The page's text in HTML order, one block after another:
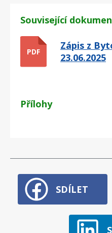
Související
PDF
Zápis z
23.06.2025
Přílohy
SDÍLET